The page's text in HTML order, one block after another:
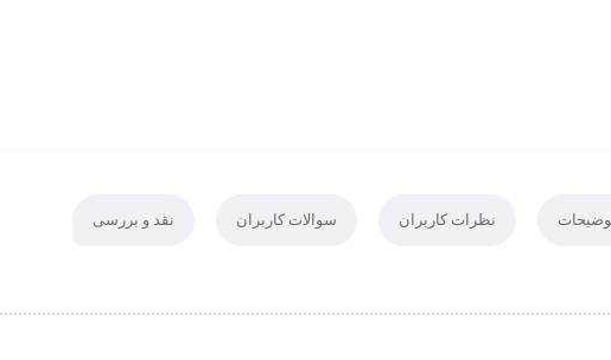
نظرات کاربران سوالات کاربران نقد و بررسی